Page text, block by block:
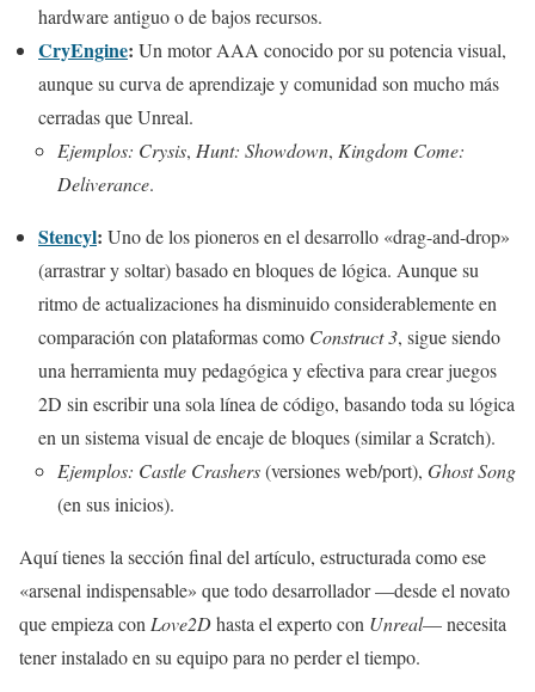
hardware antiguo o de bajos recursos.
CryEngine: Un motor AAA conocido por su potencia visual,
aunque su curva de aprendizaje y comunidad son mucho más
cerradas que Unreal.
Ejemplos: Crysis, Hunt: Showdown, Kingdom Come:
Deliverance.
Stencyl: Uno de los pioneros en el desarrollo «drag-and-drop»
(arrastrar y soltar) basado en bloques de lógica. Aunque su
ritmo de actualizaciones ha disminuido considerablemente en
comparación con plataformas como Construct 3, sigue siendo
una herramienta muy pedagógica y efectiva para crear juegos
2D sin escribir una sola línea de código, basando toda su lógica
en un sistema visual de encaje de bloques (similar a Scratch).
Ejemplos: Castle Crashers(versiones web/port), Ghost Song
(en sus inicios).
Aquí tienes la sección final del artículo, estructurada como ese
«arsenal indispensable» que todo desarrollador —desde el novato
que empieza con Love2Dhasta el experto con Unreal— necesita
tener instalado en su equipo para no perder el tiempo.